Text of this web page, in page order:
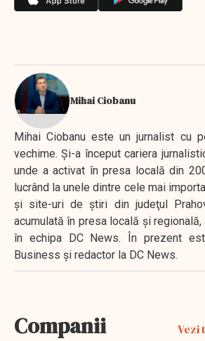
Mihai Ciobanu
Mihai Ciobanu este un jurnalist cu
vechime. Şi-a început cariera
unde a activat în presa locală din
lucrând la unele dintre cele mai
şi site-uri de ştiri din judeţul
acumulată în presa locală şi regională,
în echipa DC News. În prezent
Business şi redactor la DC News.
Companii Vezi